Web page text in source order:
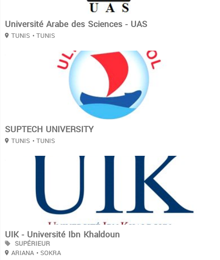
Université Arabe des Sciences - UAS
TUNIS • TUNIS
SUPTECH UNIVERSITY
TUNIS • TUNIS
UIK - Université Ibn Khaldoun
SUPÉRIEUR
ARIANA • SOKRA